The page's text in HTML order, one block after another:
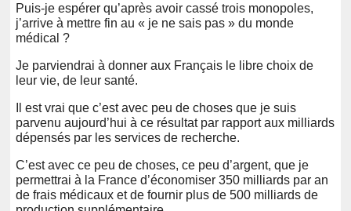
Puis-je espérer qu’après avoir cassé trois monopoles,
j’arrive à mettre fin au « je ne sais pas » du monde
médical ?
Je parviendrai à donner aux Français le libre choix de
leur vie, de leur santé.
Il est vrai que c’est avec peu de choses que je suis
parvenu aujourd’hui à ce résultat par rapport aux milliards
dépensés par les services de recherche.
C’est avec ce peu de choses, ce peu d’argent, que je
permettrai à la France d’économiser 350 milliards par an
de frais médicaux et de fournir plus de 500 milliards de